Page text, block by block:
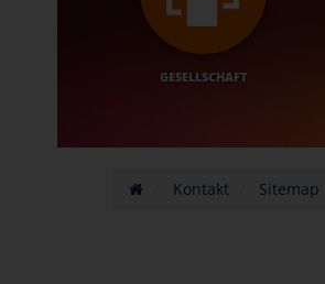
GESELLSCHAFT
Kontakt Sitemap